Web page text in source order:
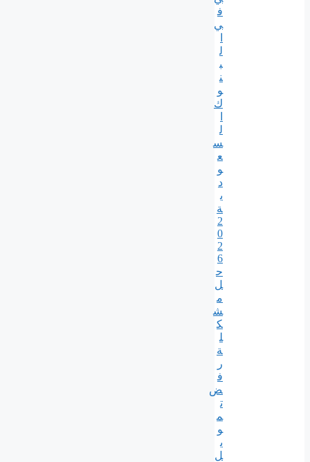
ف
ي
ل
ب
ن
و
ك
ل
س
ع
و
د
ي
ة
2
0
2
6
ح
ل
م
ش
ك
ل
ة
ر
ف
ض
ت
م
و
ي
ل